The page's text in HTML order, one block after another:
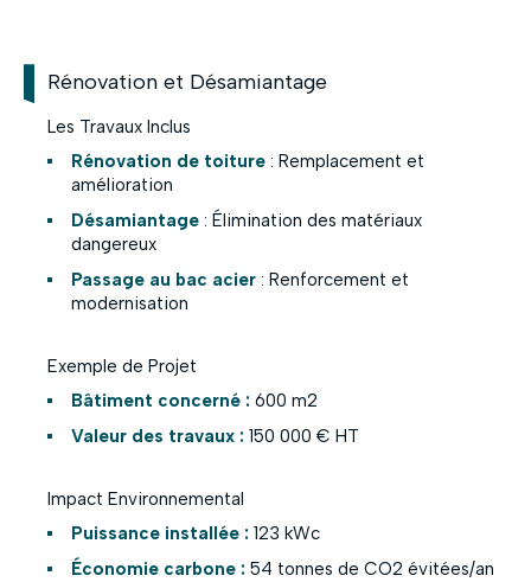
Rénovation et Désamiantage
Les Travaux Inclus
Rénovation de toiture : Remplacement et
amélioration
Désamiantage : Élimination des matériaux
dangereux
Passage au bac acier : Renforcement et
modernisation
Exemple de Projet
Bâtiment concerné : 600 m2
Valeur des travaux : 150 000 € HT
Impact Environnemental
Puissance installée : 123 kWc
Économie carbone : 54 tonnes de CO2 évitées/an